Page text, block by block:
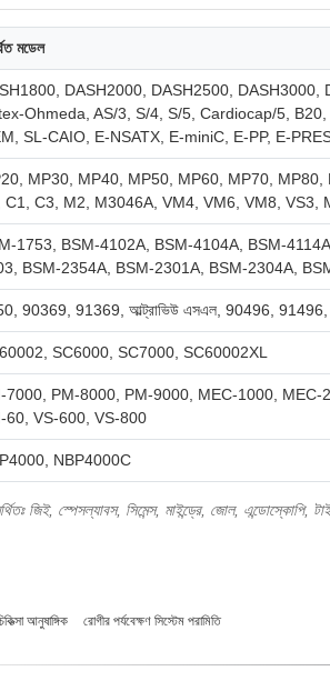
মডেল
DASH2000, DASH2500,
Ohmeda, AS/3, S/4, S/5, Cardiocap/5,
SL-CAIO, E-NSATX, E-miniC, E-PP, E-
MP30, MP40, MP50, MP60, MP70,
C1, C3, M2, M3046A, VM4, VM6, VM8, VS3,
1753, BSM-4102A, BSM-4104A, BSM-
BSM-2354A, BSM-2301A, BSM-2304A,
90369, 91369, আল্ট্রাভিউ এসএল, 90496,
SC6000, SC7000, SC60002XL
7000, PM-8000, PM-9000, MEC-1000,
60, VS-600, VS-800
NBP4000C
জিই, স্পেসল্যাবস, সিমেন্স, মাইন্ড্রে, জোল,
আনুষাঙ্গিক রোগীর পর্যবেক্ষণ সিস্টেম পরামিতি